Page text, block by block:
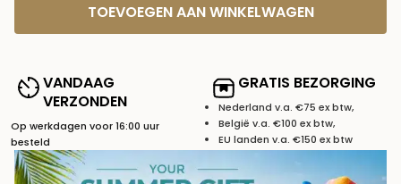
TOEVOEGEN AAN WINKELWAGEN
VANDAAG
VERZONDEN
Op werkdagen voor 16:00 uur
besteld
GRATIS BEZORGING
Nederland v.a. €75 ex btw,
België v.a. €100 ex btw,
EU landen v.a. €150 ex btw